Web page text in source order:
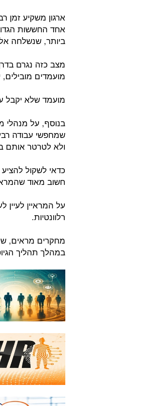
ארגון משקיע זמן
אחד החששות
ביותר, שנשלחה
מצב כזה נגרם
מועמדים
מועמד שלא יקבל
בנוסף, על מנהלי
שמחפשי עבודה
ולא לטרטר אותם
כדאי לשקול להציע
חשוב מאוד
על המראיין לעיין
רלוונטיות.
במהלך תהליך